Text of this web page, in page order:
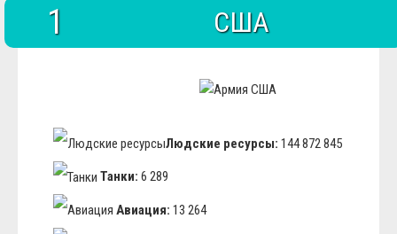
1 США
Людские ресурсы: 144 872 845
Танки: 6 289
Авиация: 13 264